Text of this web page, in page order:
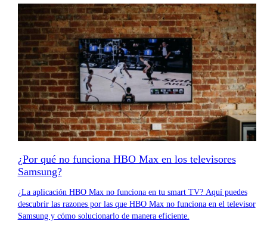
¿Por qué no funciona HBO Max en los televisores
Samsung?
¿La aplicación HBO Max no funciona en tu smart TV? Aquí puedes
descubrir las razones por las que HBO Max no funciona en el televisor
Samsung y cómo solucionarlo de manera eficiente.